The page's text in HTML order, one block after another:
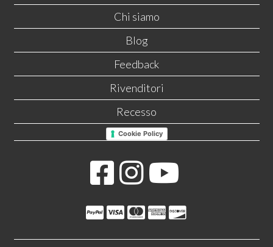
Chi siamo
Blog
Feedback
Rivenditori
Recesso
Cookie Policy